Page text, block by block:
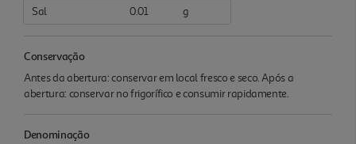
Sal
0.01 g
Conservação
Antes da abertura: conservar em local fresco e seco. Após a
abertura: conservar no frigorífico e consumir rapidamente.
Denominação